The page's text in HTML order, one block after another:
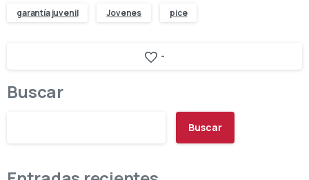
garantía juvenil Jovenes pice
-
Buscar
Buscar